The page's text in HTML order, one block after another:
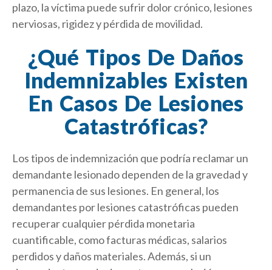
plazo, la víctima puede sufrir dolor crónico, lesiones
nerviosas, rigidez y pérdida de movilidad.
¿Qué Tipos De Daños
Indemnizables Existen
En Casos De Lesiones
Catastróficas?
Los tipos de indemnización que podría reclamar un
demandante lesionado dependen de la gravedad y
permanencia de sus lesiones. En general, los
demandantes por lesiones catastróficas pueden
recuperar cualquier pérdida monetaria
cuantificable, como facturas médicas, salarios
perdidos y daños materiales. Además, si un